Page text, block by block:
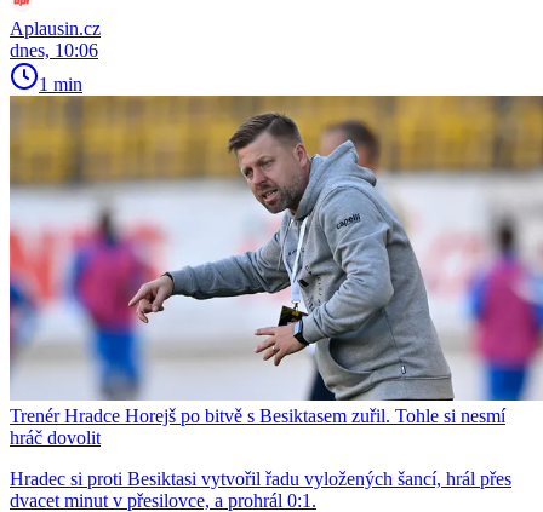
Aplausin.cz
dnes, 10:06
1 min
Trenér Hradce Horejš po bitvě s Besiktasem zuřil. Tohle si nesmí
hráč dovolit
Hradec si proti Besiktasi vytvořil řadu vyložených šancí, hrál přes
dvacet minut v přesilovce, a prohrál 0:1.